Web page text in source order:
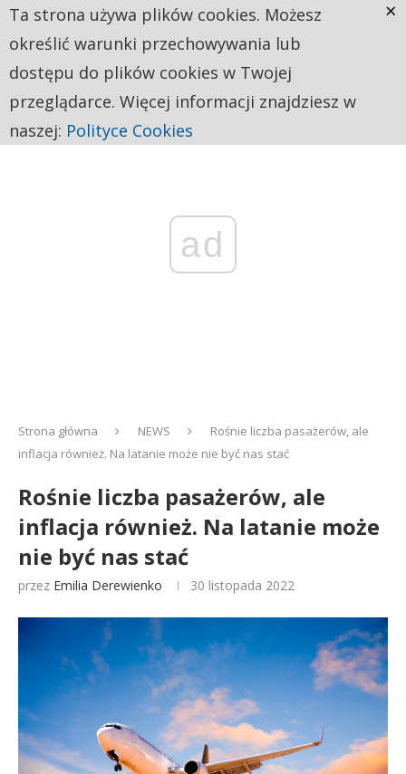
ad
Strona główna NEWS
Rośnie liczba pasażerów, ale
inflacja również. Na latanie może nie być nas stać
Rośnie liczba pasażerów, ale
inflacja również. Na latanie może
nie być nas stać
przez Emilia Derewienko 30 listopada 2022
Ta strona używa plików cookies. Możesz
określić warunki przechowywania lub
dostępu do plików cookies w Twojej
przeglądarce. Więcej informacji znajdziesz w
naszej: Polityce Cookies
×